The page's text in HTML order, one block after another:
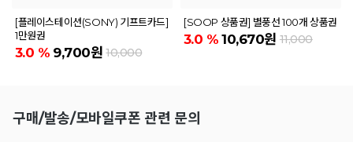
[플레이스테이션(SONY) 기프트카드]
1만원권
3.0 % 9,700원 10,000
[SOOP 상품권] 별풍선 100개 상품권
3.0 % 10,670원 11,000
구매/발송/모바일쿠폰 관련 문의